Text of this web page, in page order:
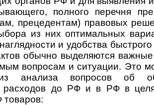
полного перечня
прецедентам) правовых
из них оптимальных
и удобства
обычно выделяются
вопросам и ситуации. Это
анализа вопросов об
расходов до РФ и в РФ в